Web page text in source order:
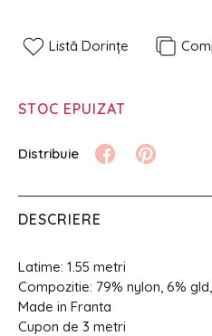
Listă Dorințe
STOC EPUIZAT
DESCRIERE
Latime: 1.55 metri
Compozitie: 79% nylon, 6%
Made in Franta
Cupon de 3 metri